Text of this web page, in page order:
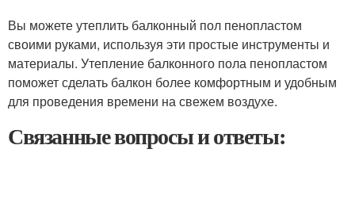
Вы можете утеплить балконный пол пенопластом
своими руками, используя эти простые инструменты и
материалы. Утепление балконного пола пенопластом
поможет сделать балкон более комфортным и удобным
для проведения времени на свежем воздухе.
Связанные вопросы и ответы: